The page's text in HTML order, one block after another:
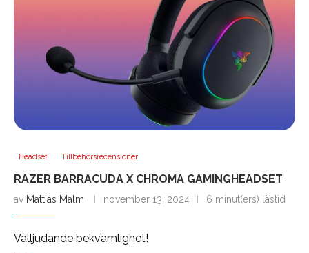
Headset Tillbehörsrecensioner
RAZER BARRACUDA X CHROMA GAMINGHEADSET
av Mattias Malm november 13, 2024 6 minut(ers) lästid
Välljudande bekvämlighet!